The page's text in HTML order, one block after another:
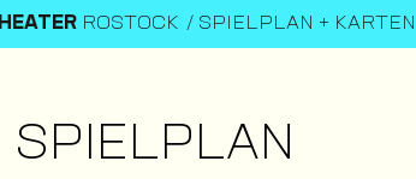
ROSTOCK SPIELPLAN + KARTEN
SPIELPLAN